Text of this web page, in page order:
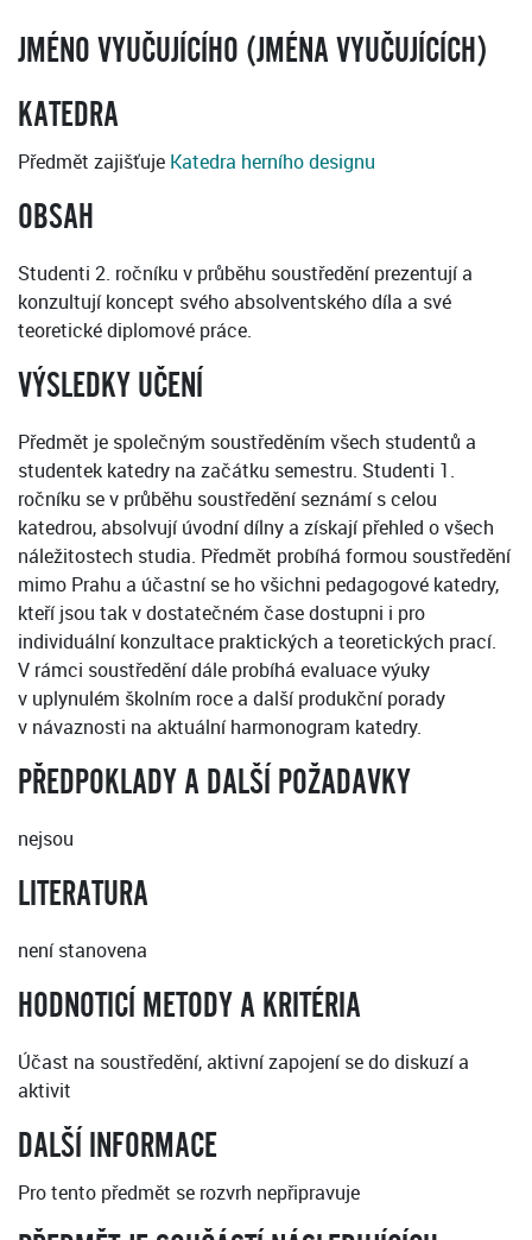
JMÉNO VYUČUJÍCÍHO (JMÉNA VYUČUJÍCÍCH)
KATEDRA
Předmět zajišťuje Katedra herního designu
OBSAH
Studenti 2. ročníku v průběhu soustředění prezentují a
konzultují koncept svého absolventského díla a své
teoretické diplomové práce.
VÝSLEDKY UČENÍ
Předmět je společným soustředěním všech studentů a
studentek katedry na začátku semestru. Studenti 1.
ročníku se v průběhu soustředění seznámí s celou
katedrou, absolvují úvodní dílny a získají přehled o všech
náležitostech studia. Předmět probíhá formou soustředění
mimo Prahu a účastní se ho všichni pedagogové katedry,
kteří jsou tak v dostatečném čase dostupni i pro
individuální konzultace praktických a teoretických prací.
V rámci soustředění dále probíhá evaluace výuky
v uplynulém školním roce a další produkční porady
v návaznosti na aktuální harmonogram katedry.
PŘEDPOKLADY A DALŠÍ POŽADAVKY
nejsou
LITERATURA
není stanovena
HODNOTICÍ METODY A KRITÉRIA
Účast na soustředění, aktivní zapojení se do diskuzí a
aktivit
DALŠÍ INFORMACE
Pro tento předmět se rozvrh nepřipravuje